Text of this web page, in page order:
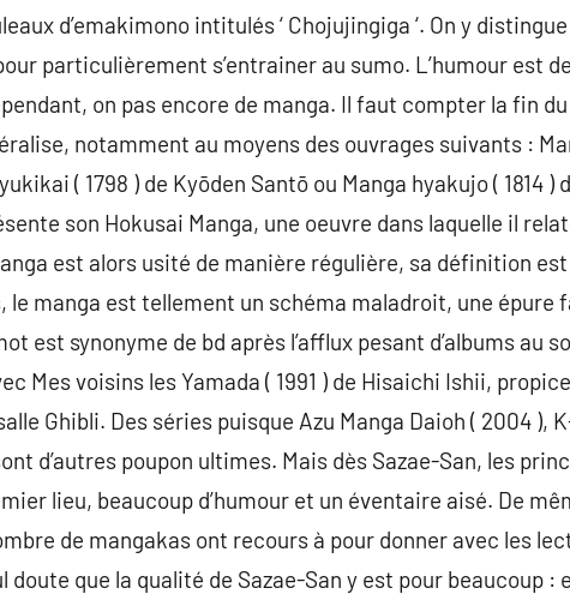
d’emakimono intitulés ‘ Chojujingiga ‘. On y
particulièrement s’entrainer au sumo. L’humour est
on pas encore de manga. Il faut compter la fin
notamment au moyens des ouvrages suivants :
( 1798 ) de Kyōden Santō ou Manga hyakujo ( 1814 )
son Hokusai Manga, une oeuvre dans laquelle il
est alors usité de manière régulière, sa définition
manga est tellement un schéma maladroit, une épure
est synonyme de bd après l’afflux pesant d’albums au
Mes voisins les Yamada ( 1991 ) de Hisaichi Ishii,
Ghibli. Des séries puisque Azu Manga Daioh ( 2004 ),
d’autres poupon ultimes. Mais dès Sazae-San, les
lieu, beaucoup d’humour et un éventaire aisé. De
de mangakas ont recours à pour donner avec les
doute que la qualité de Sazae-San y est pour beaucoup :